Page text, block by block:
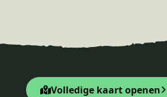
Volledige kaart openen